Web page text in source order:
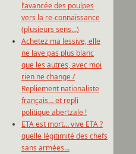
l’avancée des poulpes
vers la re-connaissance
(plusieurs sens…)
Achetez ma lessive, elle
ne lave pas plus blanc
que les autres, avec moi
rien ne change /
Repliement nationaliste
français… et repli
politique abertzale !
ETA est mort… vive ETA ?
quelle légitimité des chefs
sans armées…